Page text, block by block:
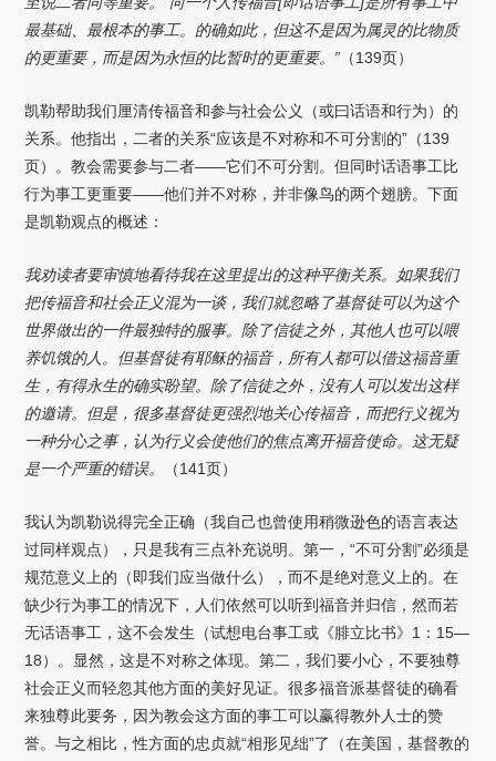
最基础、最根本的事工。的确如此，但这不是因为属灵的比物质
的更重要，而是因为永恒的比暂时的更重要。” （139页）
凯勒帮助我们厘清传福音和参与社会公义（或曰话语和行为）的
关系。他指出，二者的关系“应该是不对称和不可分割的”（139
页）。教会需要参与二者——它们不可分割。但同时话语事工比
行为事工更重要——他们并不对称，并非像鸟的两个翅膀。下面
是凯勒观点的概述：
我劝读者要审慎地看待我在这里提出的这种平衡关系。如果我们
把传福音和社会正义混为一谈，我们就忽略了基督徒可以为这个
世界做出的一件最独特的服事。除了信徒之外，其他人也可以喂
养饥饿的人。但基督徒有耶稣的福音，所有人都可以借这福音重
生，有得永生的确实盼望。除了信徒之外，没有人可以发出这样
的邀请。但是，很多基督徒更强烈地关心传福音，而把行义视为
一种分心之事，认为行义会使他们的焦点离开福音使命。这无疑
是一个严重的错误。
（141页）
我认为凯勒说得完全正确（我自己也曾使用稍微逊色的语言表达
过同样观点），只是我有三点补充说明。第一，“不可分割”必须是
规范意义上的（即我们应当做什么），而不是绝对意义上的。在
缺少行为事工的情况下，人们依然可以听到福音并归信，然而若
无话语事工，这不会发生（试想电台事工或《腓立比书》1：15—
18）。显然，这是不对称之体现。第二，我们要小心，不要独尊
社会正义而轻忽其他方面的美好见证。很多福音派基督徒的确看
来独尊此要务，因为教会这方面的事工可以赢得教外人士的赞
誉。与之相比，性方面的忠贞就“相形见绌”了（在美国，基督教的